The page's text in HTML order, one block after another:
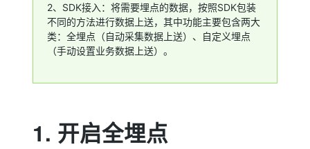
2、SDK接入：将需要埋点的数据，按照SDK包装
不同的方法进行数据上送，其中功能主要包含两大
类：全埋点（自动采集数据上送）、自定义埋点
（手动设置业务数据上送）。
1. 开启全埋点